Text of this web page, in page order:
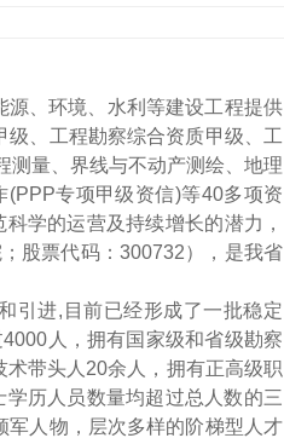
、环境、水利等建设工程提供
、工程勘察综合资质甲级、工
测量、界线与不动产测绘、地理
(PPP专项甲级资信)等40多项资
科学的运营及持续增长的潜力，
股票代码：300732），是我省
引进,目前已经形成了一批稳定
人，拥有国家级和省级勘察
带头人20余人，拥有正高级职
历人员数量均超过总人数的三
军人物，层次多样的阶梯型人才